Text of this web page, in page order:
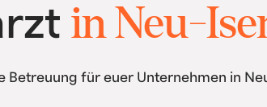
in Neu-
Betreuung für euer Unternehmen in